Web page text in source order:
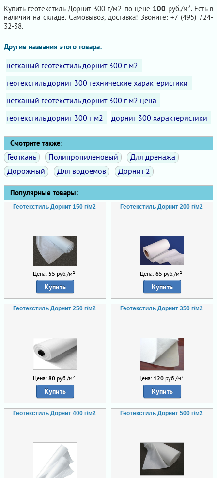
Купить геотекстиль Дорнит 300 г/м2 по цене 100 руб./м². Есть в
наличии на складе. Самовывоз, доставка! Звоните: +7 (495) 724-
32-38.
Другие названия этого товара:
нетканый геотекстиль дорнит 300 г м2
геотекстиль дорнит 300 технические характеристики
нетканый геотекстиль дорнит 300 г м2 цена
геотекстиль дорнит 300 г м2
дорнит 300 характеристики
Смотрите также:
Геоткань Полипропиленовый
Для дренажа
Дорожный
Для водоемов Дорнит 2
Популярные товары:
Геотекстиль Дорнит 150 г/м2
Цена: 55 руб./м²
Купить
Геотекстиль Дорнит 200 г/м2
Цена: 65 руб./м²
Купить
Геотекстиль Дорнит 250 г/м2
Цена: 80руб./м²
Купить
Геотекстиль Дорнит 350 г/м2
Цена: 120 руб./м²
Купить
Геотекстиль Дорнит 400 г/м2 Геотекстиль Дорнит 500 г/м2